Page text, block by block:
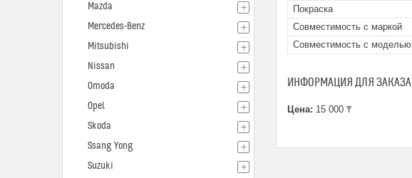
Покраска
Совместимость с маркой
Совместимость с моделью
ИНФОРМАЦИЯ ДЛЯ ЗАКАЗА
Цена: 15 000 ₸
Mazda
Mercedes-Benz
Mitsubishi
Nissan
Omoda
Opel
Skoda
Ssang Yong
Suzuki